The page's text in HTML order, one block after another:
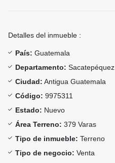
Detalles del inmueble :
País: Guatemala
Departamento: Sacatepéquez
Ciudad: Antigua Guatemala
Código: 9975311
Estado: Nuevo
Área Terreno: 379 Varas
Tipo de inmueble: Terreno
Tipo de negocio: Venta